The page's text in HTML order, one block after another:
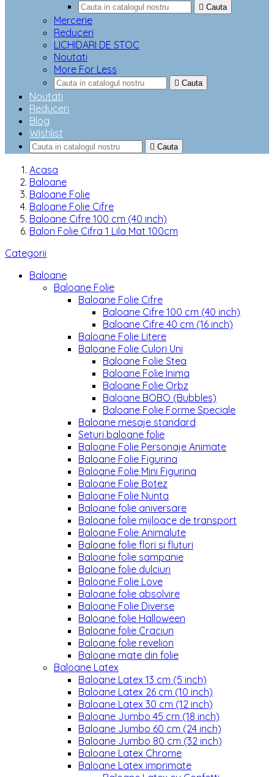
 Cauta
Mercerie
Reduceri
LICHIDARI DE STOC
Noutati
More For Less
 Cauta
Noutati
Reduceri
Blog
Wishlist
 Cauta
Acasa
Baloane
Baloane Folie
Baloane Folie Cifre
Baloane Cifre 100 cm (40 inch)
Balon Folie Cifra 1 Lila Mat 100cm
Categorii
Baloane
Baloane Folie
Baloane Folie Cifre
Baloane Cifre 100 cm (40 inch)
Baloane Cifre 40 cm (16 inch)
Baloane Folie Litere
Baloane Folie Culori Uni
Baloane Folie Stea
Baloane Folie Inima
Baloane Folie Orbz
Baloane BOBO (Bubbles)
Baloane Folie Forme Speciale
Baloane mesaje standard
Seturi baloane folie
Baloane Folie Personaje Animate
Baloane Folie Figurina
Baloane Folie Mini Figurina
Baloane Folie Botez
Baloane Folie Nunta
Baloane folie aniversare
Baloane folie mijloace de transport
Baloane Folie Animalute
Baloane folie flori si fluturi
Baloane folie sampanie
Baloane folie dulciuri
Baloane Folie Love
Baloane folie absolvire
Baloane Folie Diverse
Baloane folie Halloween
Baloane folie Craciun
Baloane folie revelion
Baloane mate din folie
Baloane Latex
Baloane Latex 13 cm (5 inch)
Baloane Latex 26 cm (10 inch)
Baloane Latex 30 cm (12 inch)
Baloane Jumbo 45 cm (18 inch)
Baloane Jumbo 60 cm (24 inch)
Baloane Jumbo 80 cm (32 inch)
Baloane Latex Chrome
Baloane Latex imprimate